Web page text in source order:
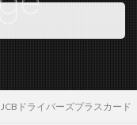
JCBドライバーズプラスカード